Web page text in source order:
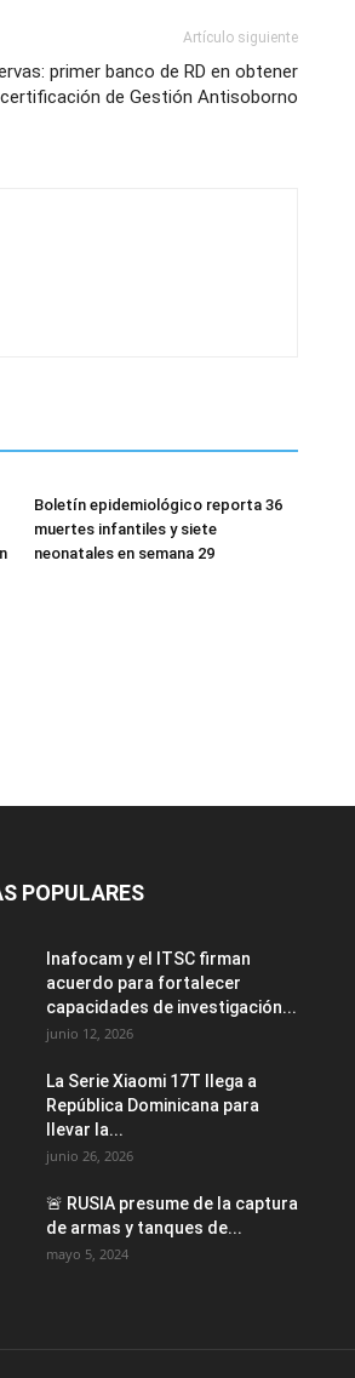
Artículo siguiente
primer banco de RD en obtener
certificación de Gestión Antisoborno
Boletín epidemiológico reporta 36
muertes infantiles y siete
neonatales en semana 29
POPULARES
Inafocam y el ITSC firman
acuerdo para fortalecer
capacidades de investigación...
junio 12, 2026
La Serie Xiaomi 17T llega a
República Dominicana para
llevar la...
junio 26, 2026
🚨 RUSIA presume de la captura
de armas y tanques de...
mayo 5, 2024